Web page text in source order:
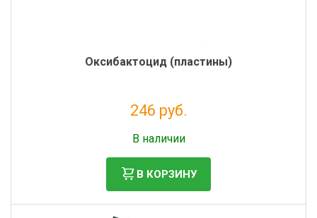
Оксибактоцид (пластины)
246 руб.
В наличии
В КОРЗИНУ